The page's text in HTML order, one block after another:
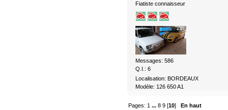
Fiatiste connaisseur
Messages: 586
Q.I.: 6
Localisation: BORDEAUX
Modèle: 126 650 A1
Pages: 1 ...8 9 [10]En haut